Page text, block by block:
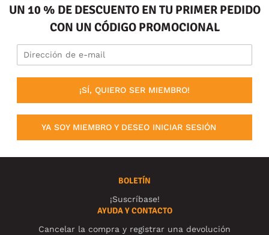
UN 10 % DE DESCUENTO EN TU PRIMER PEDIDO
CON UN CÓDIGO PROMOCIONAL
¡SÍ, QUIERO SER MIEMBRO!
YA SOY MIEMBRO Y DESEO INICIAR SESIÓN
BOLETÍN
¡Suscríbase!
AYUDA Y CONTACTO
Cancelar la compra y registrar una devolución